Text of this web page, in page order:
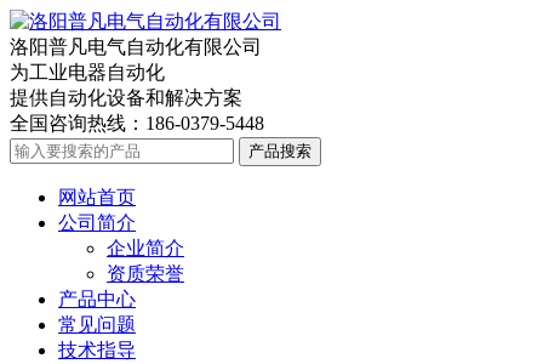
洛阳普凡电气自动化有限公司
为工业电器自动化
提供自动化设备和解决方案
全国咨询热线： 186-0379-5448
产品搜索
网站首页
公司简介
企业简介
资质荣誉
产品中心
常见问题
技术指导